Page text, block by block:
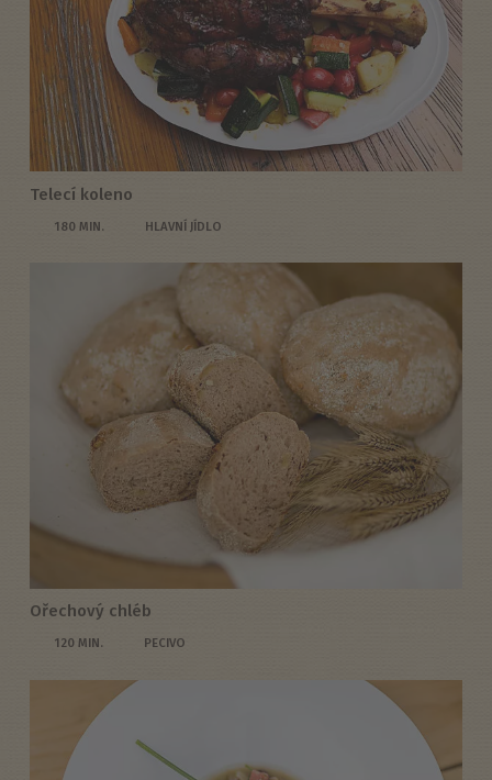
Telecí koleno
180 MIN. HLAVNÍ JÍDLO
Ořechový chléb
120 MIN. PECIVO